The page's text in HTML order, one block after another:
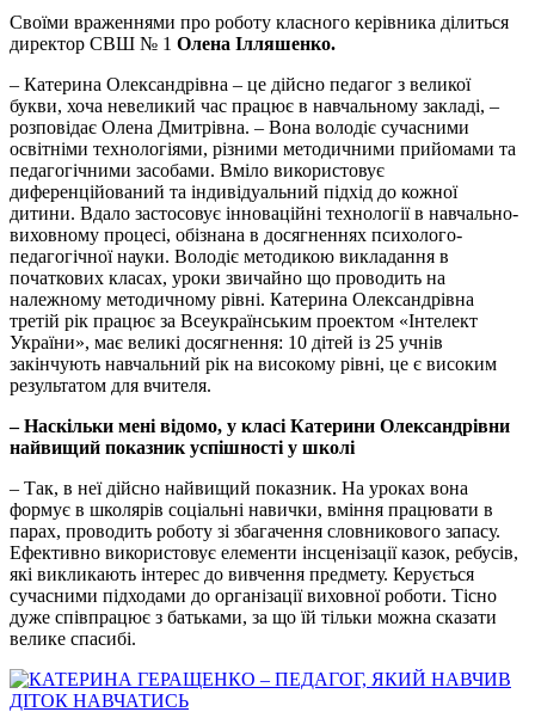
Своїми враженнями про роботу класного керівника ділиться
директор СВШ № 1 Олена Ілляшенко.
– Катерина Олександрівна – це дійсно педагог з великої
букви, хоча невеликий час працює в навчальному закладі, –
розповідає Олена Дмитрівна. – Вона володіє сучасними
освітніми технологіями, різними методичними прийомами та
педагогічними засобами. Вміло використовує
диференційований та індивідуальний підхід до кожної
дитини. Вдало застосовує інноваційні технології в навчально-
виховному процесі, обізнана в досягненнях психолого-
педагогічної науки. Володіє методикою викладання в
початкових класах, уроки звичайно що проводить на
належному методичному рівні. Катерина Олександрівна
третій рік працює за Всеукраїнським проектом «Інтелект
України», має великі досягнення: 10 дітей із 25 учнів
закінчують навчальний рік на високому рівні, це є високим
результатом для вчителя.
– Наскільки мені відомо, у класі Катерини Олександрівни
найвищий показник успішності у школі
– Так, в неї дійсно найвищий показник. На уроках вона
формує в школярів соціальні навички, вміння працювати в
парах, проводить роботу зі збагачення словникового запасу.
Ефективно використовує елементи інсценізації казок, ребусів,
які викликають інтерес до вивчення предмету. Керується
сучасними підходами до організації виховної роботи. Тісно
дуже співпрацює з батьками, за що їй тільки можна сказати
велике спасибі.